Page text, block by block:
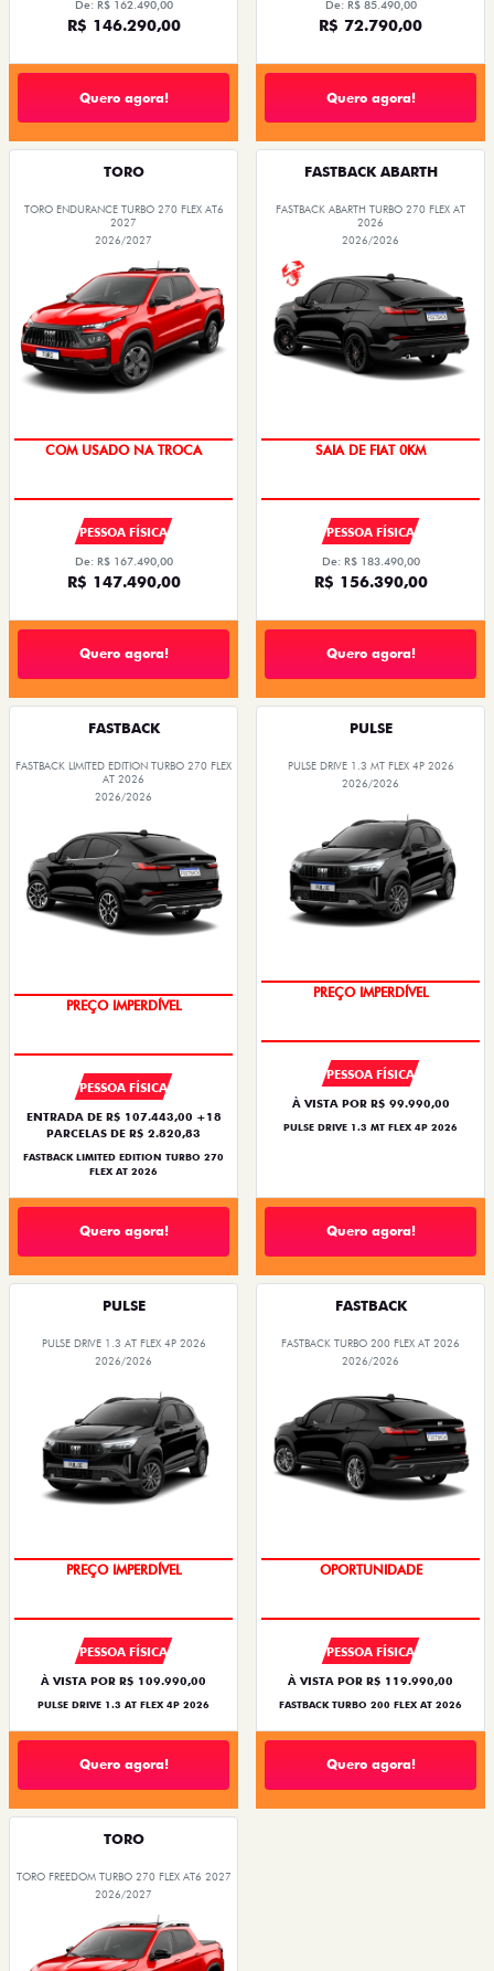
De: R$ 162.490,00
R$ 146.290,00
Quero agora!
De: R$ 85.490,00
R$ 72.790,00
Quero agora!
TORO
TORO ENDURANCE TURBO 270 FLEX AT6
2027
2026/2027
COM USADO NA TROCA
PESSOA FÍSICA
De: R$ 167.490,00
R$ 147.490,00
Quero agora!
FASTBACK ABARTH
FASTBACK ABARTH TURBO 270 FLEX AT
2026
2026/2026
SAIA DE FIAT 0KM
PESSOA FÍSICA
De: R$ 183.490,00
R$ 156.390,00
Quero agora!
FASTBACK
FASTBACK LIMITED EDITION TURBO 270 FLEX
AT 2026
2026/2026
PREÇO IMPERDÍVEL
PESSOA FÍSICA
ENTRADA DE R$ 107.443,00 +18
PARCELAS DE R$ 2.820,83
FASTBACK LIMITED EDITION TURBO 270
FLEX AT 2026
Quero agora!
PULSE
PULSE DRIVE 1.3 MT FLEX 4P 2026
2026/2026
PREÇO IMPERDÍVEL
PESSOA FÍSICA
À VISTA POR R$ 99.990,00
PULSE DRIVE 1.3 MT FLEX 4P 2026
Quero agora!
PULSE
PULSE DRIVE 1.3 AT FLEX 4P 2026
2026/2026
PREÇO IMPERDÍVEL
PESSOA FÍSICA
À VISTA POR R$ 109.990,00
PULSE DRIVE 1.3 AT FLEX 4P 2026
Quero agora!
FASTBACK
FASTBACK TURBO 200 FLEX AT 2026
2026/2026
OPORTUNIDADE
PESSOA FÍSICA
À VISTA POR R$ 119.990,00
FASTBACK TURBO 200 FLEX AT 2026
Quero agora!
TORO
TORO FREEDOM TURBO 270 FLEX AT6 2027
2026/2027